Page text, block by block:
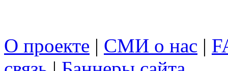
О проекте | СМИ о нас |